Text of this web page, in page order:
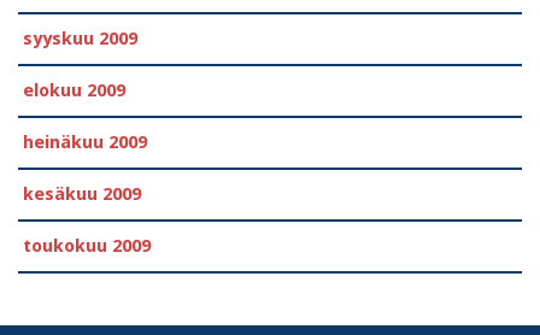
syyskuu 2009
elokuu 2009
heinäkuu 2009
kesäkuu 2009
toukokuu 2009